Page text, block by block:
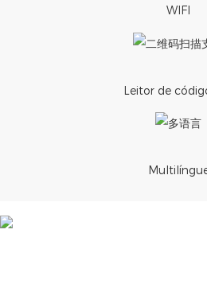
WIFI
Leitor de